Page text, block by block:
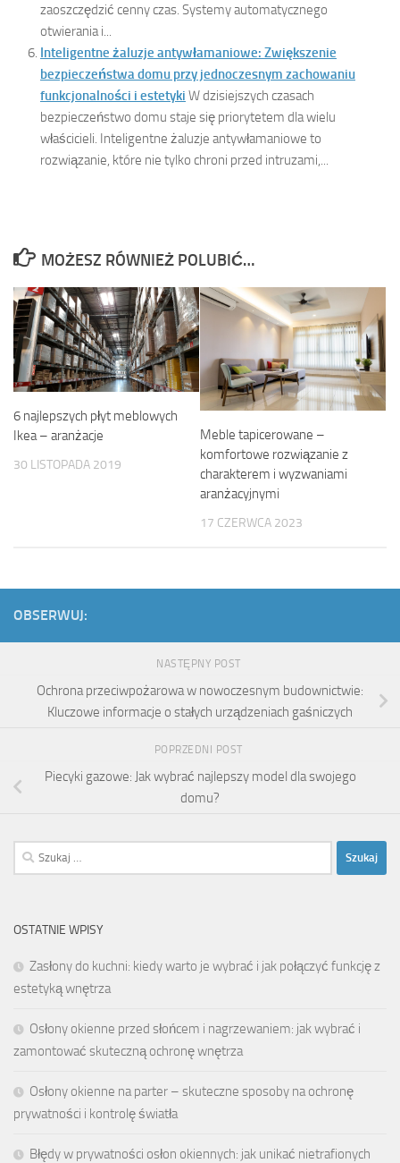
zaoszczędzić cenny czas. Systemy automatycznego
otwierania i...
Inteligentne żaluzje antywłamaniowe: Zwiększenie
bezpieczeństwa domu przy jednoczesnym zachowaniu
funkcjonalności i estetyki W dzisiejszych czasach
bezpieczeństwo domu staje się priorytetem dla wielu
właścicieli. Inteligentne żaluzje antywłamaniowe to
rozwiązanie, które nie tylko chroni przed intruzami,...
MOŻESZ RÓWNIEŻ POLUBIĆ…
6 najlepszych płyt meblowych
Ikea – aranżacje
30 LISTOPADA 2019
Meble tapicerowane –
komfortowe rozwiązanie z
charakterem i wyzwaniami
aranżacyjnymi
17 CZERWCA 2023
OBSERWUJ:
NASTĘPNY POST
Ochrona przeciwpożarowa w nowoczesnym budownictwie:
Kluczowe informacje o stałych urządzeniach gaśniczych
POPRZEDNI POST
Piecyki gazowe: Jak wybrać najlepszy model dla swojego
domu?
Szukaj:
OSTATNIE WPISY
Zasłony do kuchni: kiedy warto je wybrać i jak połączyć funkcję z
estetyką wnętrza
Osłony okienne przed słońcem i nagrzewaniem: jak wybrać i
zamontować skuteczną ochronę wnętrza
Osłony okienne na parter – skuteczne sposoby na ochronę
prywatności i kontrolę światła
Błędy w prywatności osłon okiennych: jak unikać nietrafionych